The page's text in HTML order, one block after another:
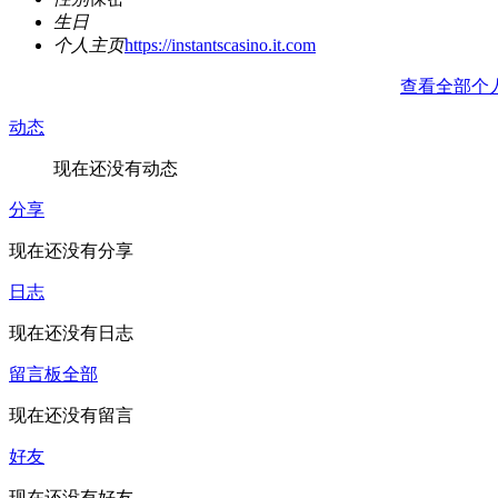
生日
个人主页https://instantscasino.it.com
查看全部个
动态
现在还没有动态
分享
现在还没有分享
日志
现在还没有日志
留言板全部
现在还没有留言
好友